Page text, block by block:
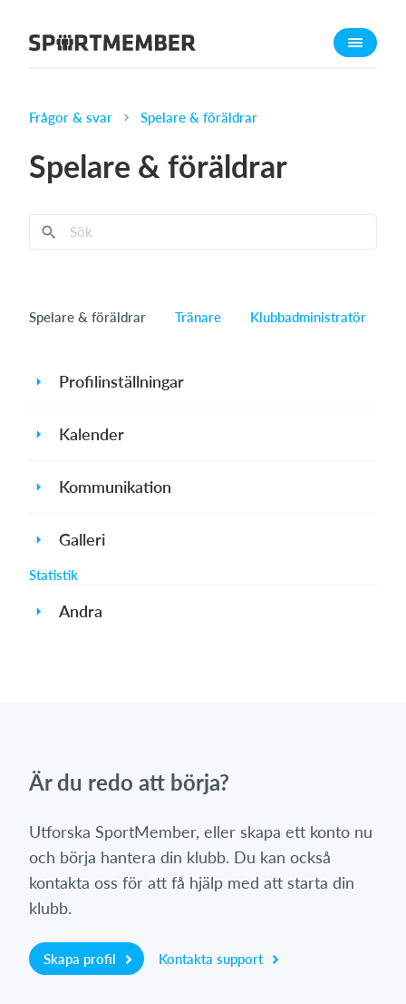
Om SportMember
Pressomnämnande
Svenska
Logga in
Frågor & svar Spelare & föräldrar
Spelare & föräldrar
Spelare & föräldrar Tränare Klubbadministratör
Profilinställningar
Kalender
Kommunikation
Galleri
Statistik
Andra
Är du redo att börja?
Utforska SportMember, eller skapa ett konto nu
och börja hantera din klubb. Du kan också
kontakta oss för att få hjälp med att starta din
klubb.
Skapa profil Kontakta support